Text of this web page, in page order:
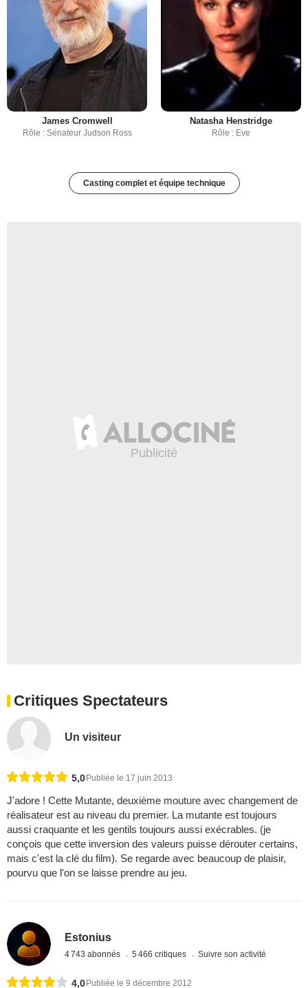
James Cromwell
Rôle : Sénateur Judson Ross
Natasha Henstridge
Rôle : Eve
Casting complet et équipe technique
Critiques Spectateurs
Un visiteur
5,0Publiée le 17 juin 2013
J'adore ! Cette Mutante, deuxième mouture avec changement de
réalisateur est au niveau du premier. La mutante est toujours
aussi craquante et les gentils toujours aussi exécrables. (je
conçois que cette inversion des valeurs puisse dérouter certains,
mais c'est la clé du film). Se regarde avec beaucoup de plaisir,
pourvu que l'on se laisse prendre au jeu.
Estonius
4 743 abonnés 5 466 critiques Suivre son activité
4,0 Publiée le 9 décembre 2012